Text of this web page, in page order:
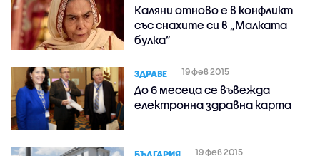
Каляни отново е в конфликт
със снахите си в „Малката
булка”
ЗДРАВЕ 19 фев 2015
До 6 месеца се въвежда
електронна здравна карта
19 фев 2015